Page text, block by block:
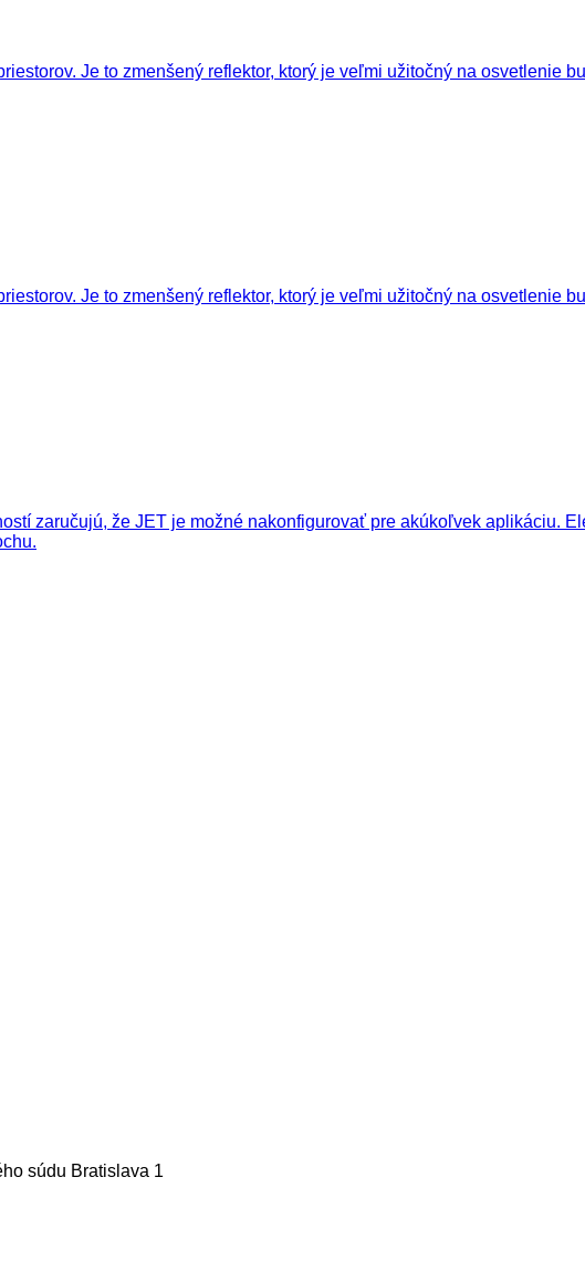
Je to zmenšený reflektor, ktorý je veľmi užitočný na osvetlenie
Je to zmenšený reflektor, ktorý je veľmi užitočný na osvetlenie
zaručujú, že JET je možné nakonfigurovať pre akúkoľvek aplikáciu.
súdu Bratislava 1